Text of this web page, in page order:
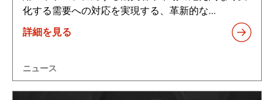
化する需要への対応を実現する、革新的な...
詳細を見る
ニュース